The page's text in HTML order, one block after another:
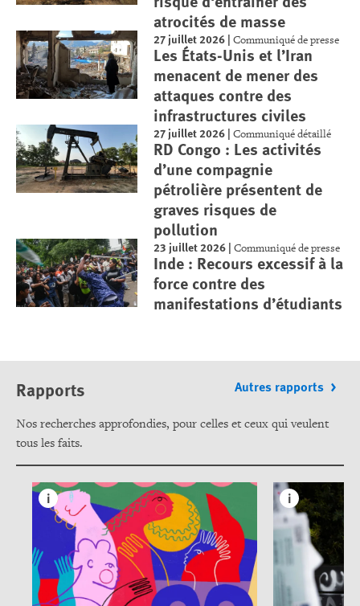
atrocités de masse
27 juillet 2026 |Communiqué de presse
Les États-Unis et l’Iran
menacent de mener des
attaques contre des
infrastructures civiles
27 juillet 2026 |Communiqué détaillé
RD Congo : Les activités
d’une compagnie
pétrolière présentent de
graves risques de
pollution
23 juillet 2026 |Communiqué de presse
Inde : Recours excessif à la
force contre des
manifestations d’étudiants
Rapports Autres rapports
Nos recherches approfondies, pour celles et ceux qui veulent
tous les faits.